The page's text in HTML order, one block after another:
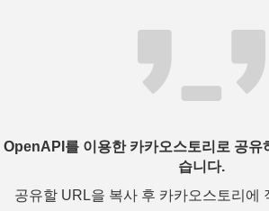
OpenAPI를 이용한 카카오스토리로 공유
습니다.
공유할 URL을 복사 후 카카오스토리에